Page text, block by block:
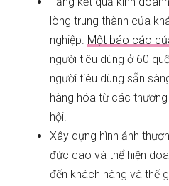
lòng trung thành của
nghiệp. Một báo cáo
người tiêu dùng ở 60
người tiêu dùng sẵn
hàng hóa từ các
hội.
Xây dựng hình ảnh
đức cao và thể hiện
đến khách hàng và thế